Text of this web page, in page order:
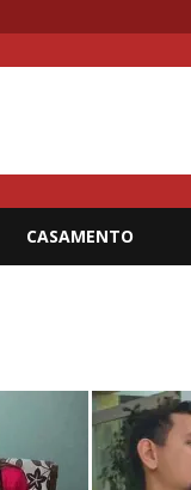
CASAMENTO